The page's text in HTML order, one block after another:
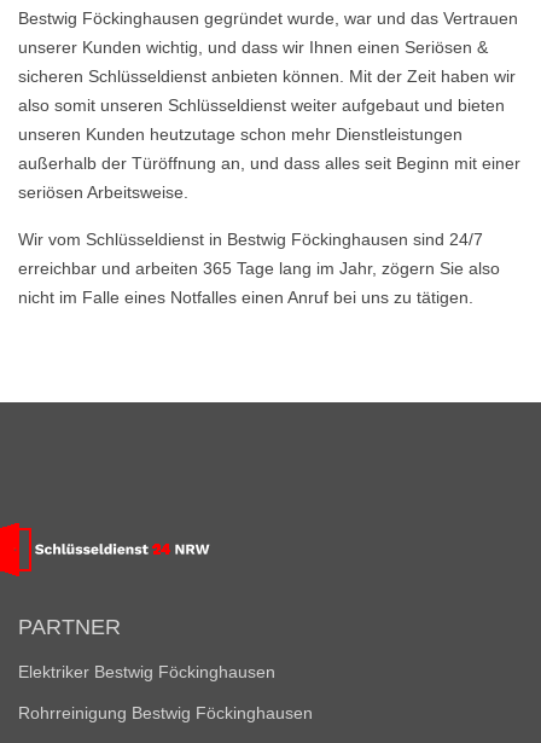
Bestwig Föckinghausen gegründet wurde, war und das Vertrauen
unserer Kunden wichtig, und dass wir Ihnen einen Seriösen &
sicheren Schlüsseldienst anbieten können. Mit der Zeit haben wir
also somit unseren Schlüsseldienst weiter aufgebaut und bieten
unseren Kunden heutzutage schon mehr Dienstleistungen
außerhalb der Türöffnung an, und dass alles seit Beginn mit einer
seriösen Arbeitsweise.
Wir vom Schlüsseldienst in Bestwig Föckinghausen sind 24/7
erreichbar und arbeiten 365 Tage lang im Jahr, zögern Sie also
nicht im Falle eines Notfalles einen Anruf bei uns zu tätigen.
PARTNER
Elektriker Bestwig Föckinghausen
Rohrreinigung Bestwig Föckinghausen